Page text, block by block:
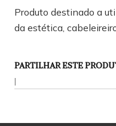
Produto destinado a
da estética,
PARTILHAR ESTE
|